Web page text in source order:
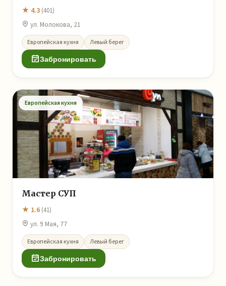
★ 4.3 (401)
ул. Молокова, 21
Европейская кухня Левый берег
Забронировать
Европейская кухня
Мастер СУП
★ 1.6 (41)
ул. 9 Мая, 77
Европейская кухня Левый берег
Забронировать